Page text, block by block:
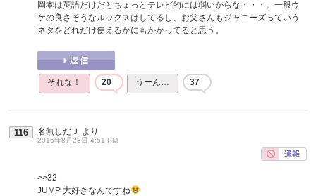
岡本は英語だけだとちょっとテレビ的には弱いからな・・・。一般ウ
ケの良さそうなルックスはしてるし、お父さんもジャニーズっていう
ネタをどれだけ使えるかにもかかってると思う。
それな！ 20 うーん… 37
116 名無しだＪ より
2016年8月23日 4:51 PM
>>32
JUMP 大好きなんですね